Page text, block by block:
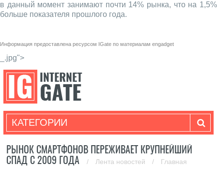
в данный момент занимают почти 14% рынка, что на 1,5%
больше показателя прошлого года.
Информация предоставлена ресурсом IGate по материалам engadget
_.jpg">
КАТЕГОРИИ
РЫНОК СМАРТФОНОВ ПЕРЕЖИВАЕТ КРУПНЕЙШИЙ
СПАД С 2009 ГОДА
/ Лента новостей / Главная